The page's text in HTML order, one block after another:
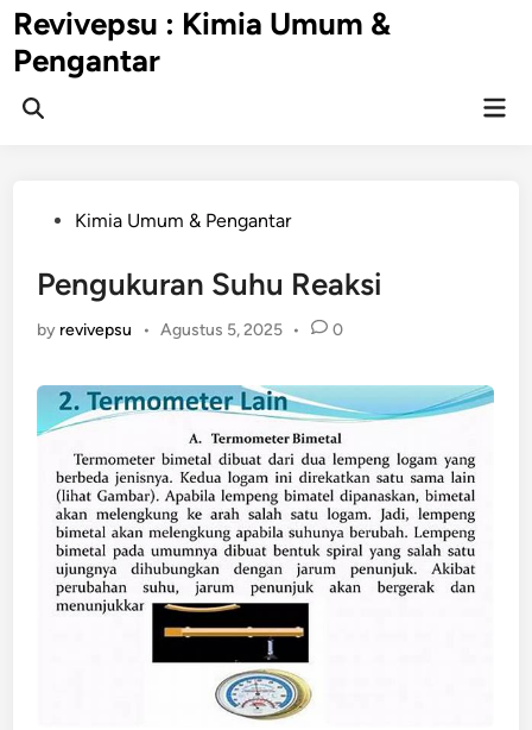
Skip
to
content
Revivepsu : Kimia Umum &
Pengantar
Open
PostedKimia Umum & Pengantar
Pengukuran Suhu Reaksi
by revivepsu • Agustus 5, 2025 • 0